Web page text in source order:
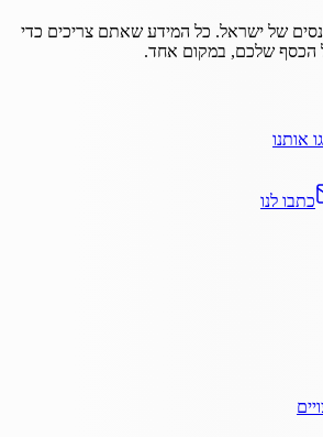
של ישראל. כל המידע שאתם צריכים כדי
הכסף שלכם, במקום אחד.
אותנו
כתבו לנו